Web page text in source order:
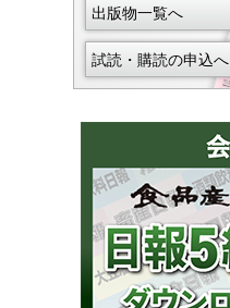
出版物一覧へ
試読・購読の申込へ